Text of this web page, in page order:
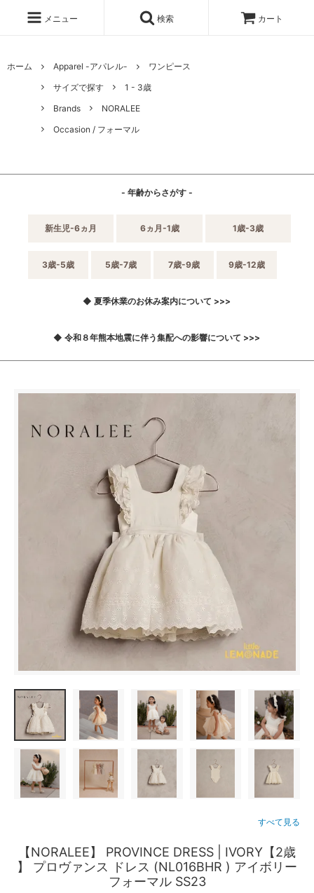
メニュー 検索 カート
ホーム Apparel -アパレル-
ワンピース
サイズで探す
1 - 3歳
Brands
NORALEE
Occasion / フォーマル
- 年齢からさがす -
新生児-6ヵ月 6ヵ月-1歳 1歳-3歳
3歳-5歳 5歳-7歳 7歳-9歳 9歳-12歳
◆ 夏季休業のお休み案内について >>>
◆ 令和８年熊本地震に伴う集配への影響について >>>
すべて見る
【NORALEE】 PROVINCE DRESS | IVORY【2歳
】 プロヴァンス ドレス (NL016BHR ) アイボリー
フォーマル SS23